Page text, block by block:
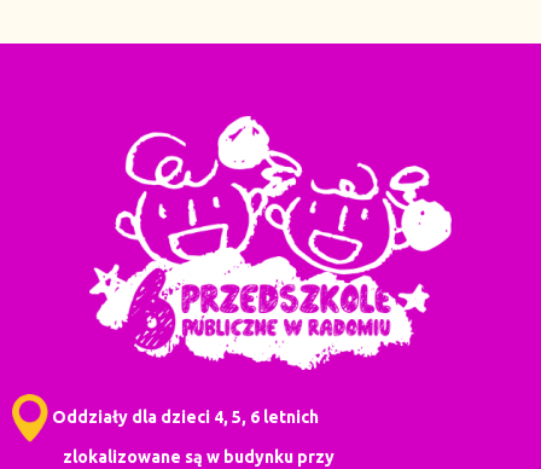
Oddziały dla dzieci 4, 5, 6 letnich
zlokalizowane są w budynku przy